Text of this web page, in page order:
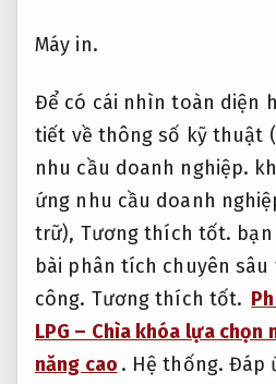
Máy in.
Để có cái nhìn toàn diện
tiết về thông số kỹ thuật
nhu cầu doanh nghiệp.
ứng nhu cầu doanh
trữ), Tương thích tốt.
bài phân tích chuyên
công. Tương thích tốt.
LPG – Chìa khóa lựa chọn
năng cao . Hệ thống. Đáp